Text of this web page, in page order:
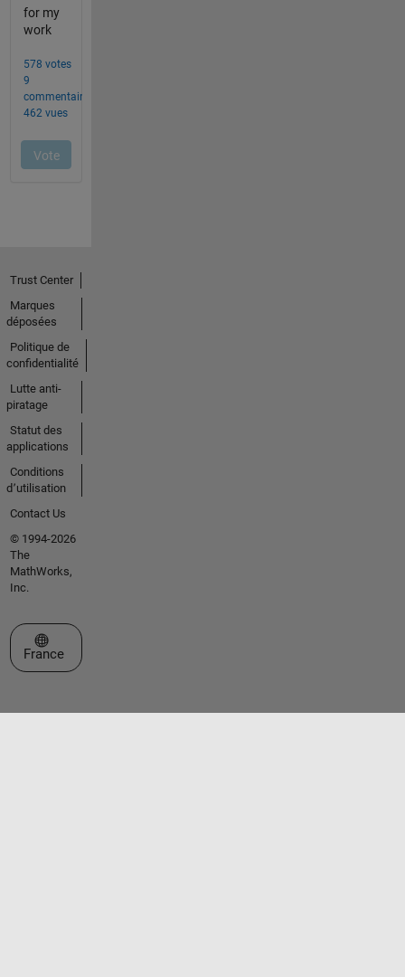
Trust Center
Marques
déposées
Politique de
confidentialité
Lutte anti-
piratage
Statut des
applications
Conditions
d՚utilisation
Contact Us
© 1994-2026
The
MathWorks,
Inc.
Sélectionner un site web
France